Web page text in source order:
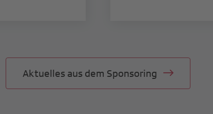
Aktuelles aus dem Sponsoring